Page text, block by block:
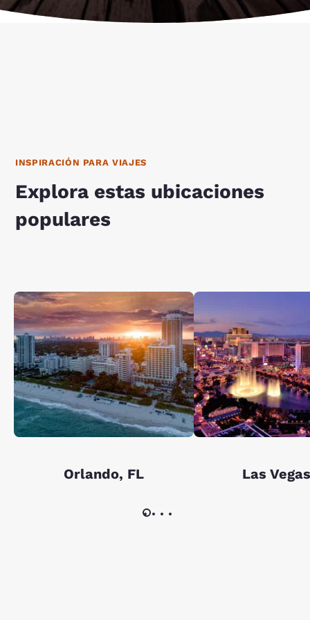
INSPIRACIÓN PARA VIAJES
Explora estas ubicaciones
populares
Orlando, FL Las